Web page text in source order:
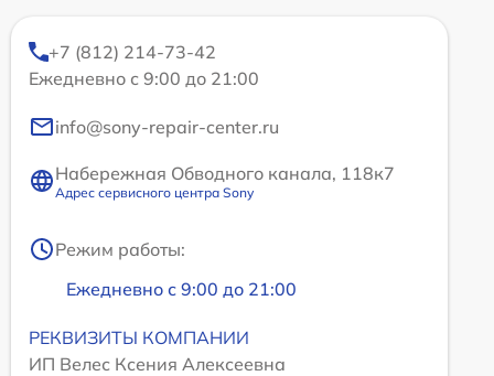
+7 (812) 214-73-42
Ежедневно с 9:00 до 21:00
info@sony-repair-center.ru
Набережная Обводного канала, 118к7
Адрес сервисного центра Sony
Режим работы:
Ежедневно с 9:00 до 21:00
РЕКВИЗИТЫ КОМПАНИИ
ИП Велес Ксения Алексеевна